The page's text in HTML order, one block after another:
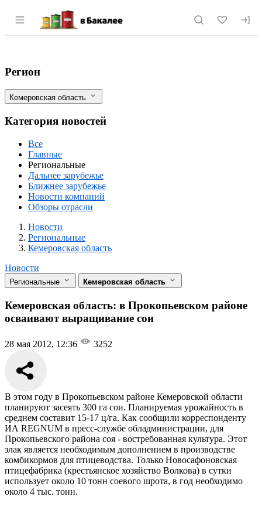
Раздел навигации по сайту vbakalee.ru
Кемеровская область: в
Фильтры
Регион
Кемеровская область
Категория новостей
Все
Главные
Региональные
Дальнее зарубежье
Ближнее зарубежье
Новости компаний
Обзоры отрасли
Новости
Разделы
Новости
Региональные
Кемеровская область
Новости
Региональные Кемеровская область
Кемеровская область: в Прокопьевском районе
осваивают выращивание сои
28 мая 2012, 12:36 3252
В этом году в Прокопьевском районе Кемеровской области
планируют засеять 300 га сои. Планируемая урожайность в
среднем составит 15-17 ц/га. Как сообщили корреспонденту
ИА REGNUM в пресс-службе обладминистрации, для
Прокопьевского района соя - востребованная культура. Этот
злак является необходимым дополнением в производстве
комбикормов для птицеводства. Только Новосафоновская
птицефабрика (крестьянское хозяйство Волкова) в сутки
использует около 10 тонн соевого шрота, в год необходимо
около 4 тыс. тонн.